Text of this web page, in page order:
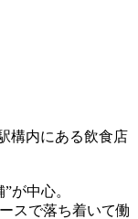
構内にある飲食店
が中心。
スで落ち着いて働